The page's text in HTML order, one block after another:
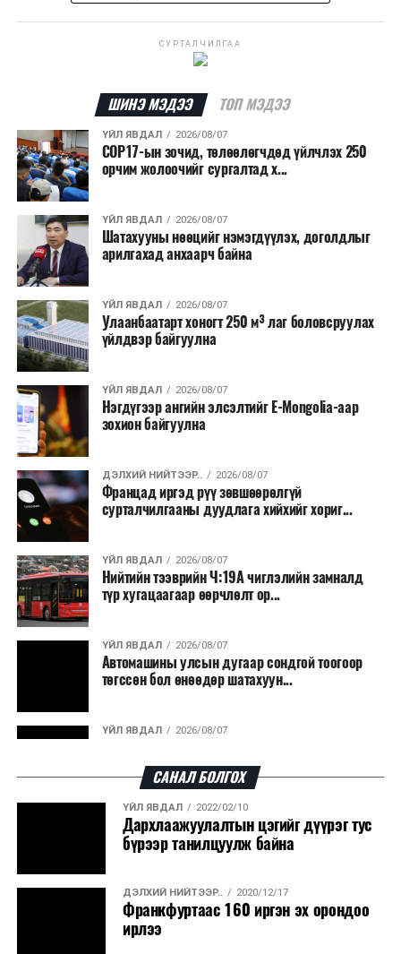
шатаасан гэх үндэслэлээр эрүүгийн хэрэг үүсгэн
шалтгааныг үргэлжлүүлэн тогтоож байгаа бөгөөд
аянгын улмаас үүсээгүй гэж үзэж байгаа аж.
Одоогоор АНУ даяар 13 мужид 90 гаруй томоохон ой,
хээрийн түймэр идэвхтэй үргэлжилж байгаагийн
талаас илүү нь Орегон болон Вашингтон мужид
бүртгэгдсэн байна. Цаг уурын байгууллагууд ойрын
өдрүүдэд агаарын температур дахин огцом
нэмэгдэж, хуурайшилт эрчимжих төлөвтэй байгааг
анхааруулсан бөгөөд энэ нь гал унтраах ажиллагаанд
шинэ сорилт учруулж болзошгүйг онцолжээ.
СУРТАЛЧИЛГАА
ШИНЭ МЭДЭЭ ТОП МЭДЭЭ
ҮЙЛ ЯВДАЛ 2026/08/07
COP17-ын зочид, төлөөлөгчдөд үйлчлэх 250
орчим жолоочийг сургалтад х...
ҮЙЛ ЯВДАЛ 2026/08/07
Шатахууны нөөцийг нэмэгдүүлэх, доголдлыг
арилгахад анхаарч байна
ҮЙЛ ЯВДАЛ 2026/08/07
Улаанбаатарт хоногт 250 м³ лаг боловсруулах
үйлдвэр байгуулна
ҮЙЛ ЯВДАЛ 2026/08/07
Нэгдүгээр ангийн элсэлтийг E-Mongolia-аар
зохион байгуулна
ДЭЛХИЙ НИЙТЭЭР.. 2026/08/07
Францад иргэд рүү зөвшөөрөлгүй
сурталчилгааны дуудлага хийхийг хориг...
ҮЙЛ ЯВДАЛ 2026/08/07
Нийтийн тээврийн Ч:19А чиглэлийн замналд
түр хугацаагаар өөрчлөлт ор...
ҮЙЛ ЯВДАЛ 2026/08/07
Автомашины улсын дугаар сондгой тоогоор
төгссөн бол өнөөдөр шатахуун...
ҮЙЛ ЯВДАЛ 2026/08/07
ДЭЛХИЙ НИЙТЭЭР..
“Уралдронзавод” компанийн ерөнхий
захирлын автомашиныг дэлбэлжээ...
ҮЙЛ ЯВДАЛ 2026/08/06
Сүхбаатар боомтоор тав хоногт 10 мянга гаруй
тонн АИ-92 автобензин и...
САНАЛ БОЛГОХ
ҮЙЛ ЯВДАЛ 2022/02/10
Дархлаажуулалтын цэгийг дүүрэг тус
бүрээр танилцуулж байна
ДЭЛХИЙ НИЙТЭЭР.. 2020/12/17
Франкфуртаас 160 иргэн эх орондоо
ирлээ